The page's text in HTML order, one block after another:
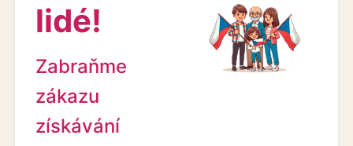
lidé!
Zabraňme
zákazu
získávání